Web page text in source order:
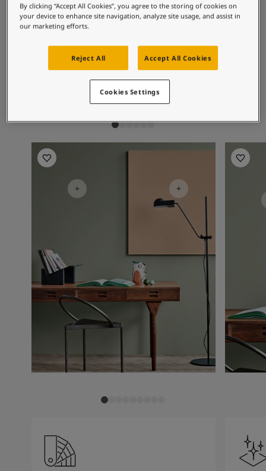
Bài viết
Our Services
Contact Us
Công Cụ Phối Màu
Tìm kiếm tài liệu kỹ thuật
Matching colours
Morning Fog Slate Lavender
Văn phòng Văn
By clicking “Accept All Cookies”, you agree to the storing of cookies on
your device to enhance site navigation, analyze site usage, and assist in
our marketing efforts.
Reject All Accept All Cookies
Cookies Settings